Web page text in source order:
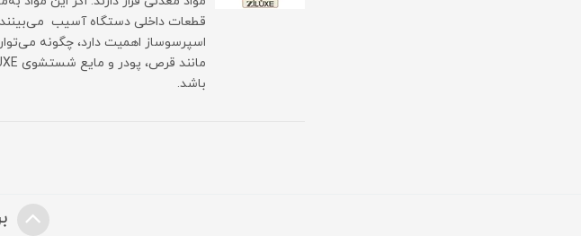
قطعات داخلی دستگاه آسیب
اسپرسوساز اهمیت دارد، چگونه
باشد.